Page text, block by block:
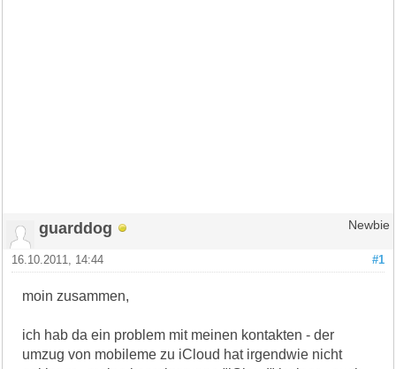
guarddog Newbie
#1
16.10.2011, 14:44
moin zusammen,
ich hab da ein problem mit meinen kontakten - der
umzug von mobileme zu iCloud hat irgendwie nicht